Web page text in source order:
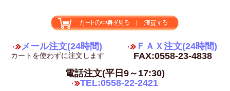
メール注文(24時間)
カートを使わずに注文します
ＦＡＸ注文(24時間)
FAX:0558-23-4838
電話注文(平日9～17:30)
TEL:0558-22-2421